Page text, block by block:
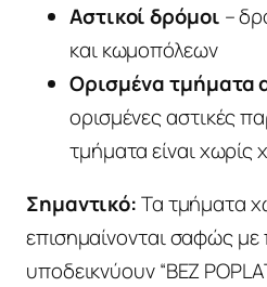
Αστικοί δρόμοι –
και κωμοπόλεων
Ορισμένα τμήματα
ορισμένες αστικές
τμήματα είναι χωρίς
Σημαντικό:Τα τμήματα
επισημαίνονται σαφώς με
υποδεικνύουν “BEZ